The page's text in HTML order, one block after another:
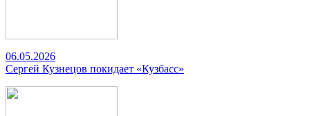
06.05.2026
Сергей Кузнецов покидает «Кузбасс»